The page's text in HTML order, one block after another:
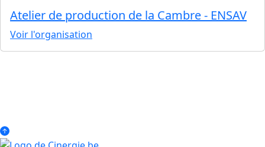
Atelier de production de la Cambre - ENSAV
Voir l'organisation